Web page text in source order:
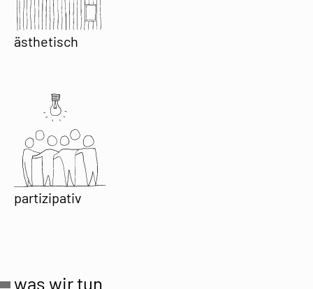
ästhetisch
partizipativ
was wir tun